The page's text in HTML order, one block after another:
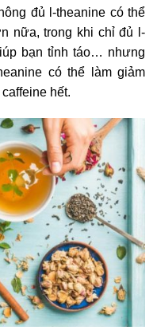
đủ l-theanine có thể
nữa, trong khi chỉ đủ l-
bạn tỉnh táo… nhưng
có thể làm giảm
hết.